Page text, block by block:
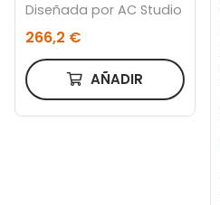
Diseñada por AC Studio
266,2 €
AÑADIR